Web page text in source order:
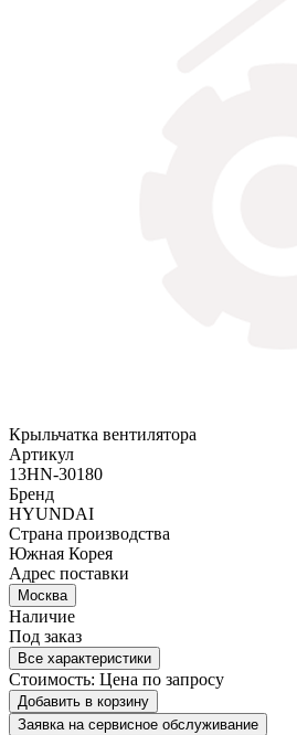
Крыльчатка вентилятора
Артикул
13HN-30180
Бренд
HYUNDAI
Страна производства
Южная Корея
Адрес поставки
Москва
Наличие
Под заказ
Все характеристики
Стоимость: Цена по запросу
Добавить в корзину
Заявка на сервисное обслуживание